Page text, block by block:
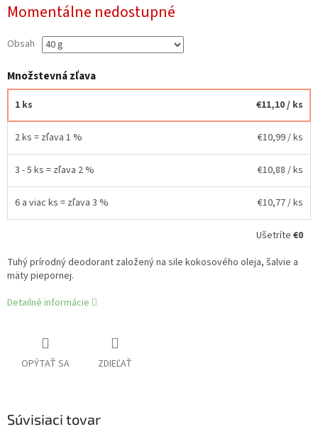
cena:
Momentálne nedostupné
Obsah
Množstevná zľava
1 ks €11,10/ ks
2 ks = zľava 1 % €10,99/ ks
3 - 5 ks = zľava 2 % €10,88 / ks
6 a viac ks = zľava 3 % €10,77/ ks
Ušetríte €0
Tuhý prírodný deodorant založený na sile kokosového oleja, šalvie a
mäty piepornej.
Detailné informácie
OPÝTAŤ SA ZDIEĽAŤ
Súvisiaci tovar